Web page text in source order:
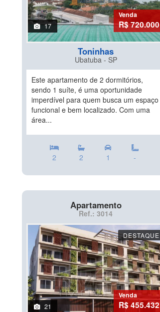
17
Venda
R$ 720.000
Toninhas
Ubatuba - SP
Este apartamento de 2 dormitórios,
sendo 1 suíte, é uma oportunidade
imperdível para quem busca um espaço
funcional e bem localizado. Com uma
área...
2 2 1 -
Apartamento
Ref.: 3014
DESTAQUE
21
Venda
R$ 455.432